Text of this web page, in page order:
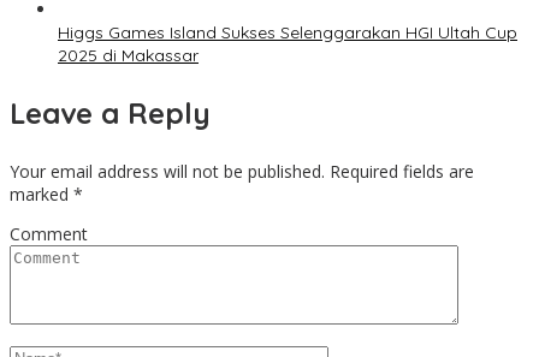
Higgs Games Island Sukses Selenggarakan HGI Ultah Cup
2025 di Makassar
Leave a Reply
Your email address will not be published. Required fields are
marked *
Comment